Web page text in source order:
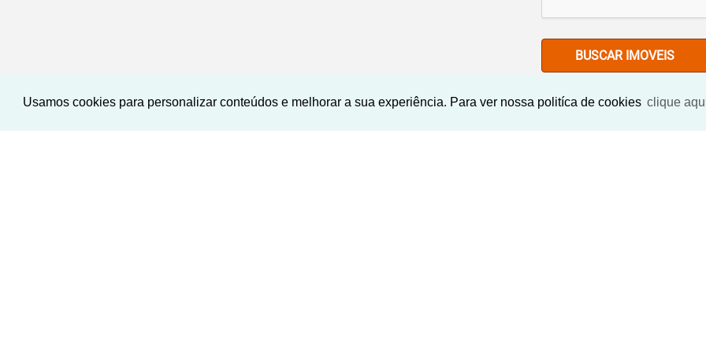
Usamos cookies para personalizar conteúdos e melhorar a sua experiência. Para ver nossa politíca de cookies clique
BUSCAR IMOVEIS